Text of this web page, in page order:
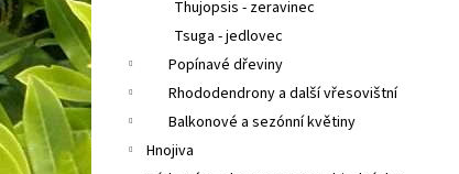
Thujopsis - zeravinec
Tsuga - jedlovec
Popínavé dřeviny
Rhododendrony a další vřesovištní
Balkonové a sezónní květiny
Hnojiva